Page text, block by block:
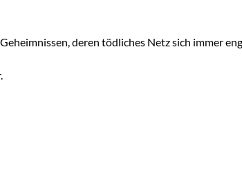
deren tödliches Netz sich immer